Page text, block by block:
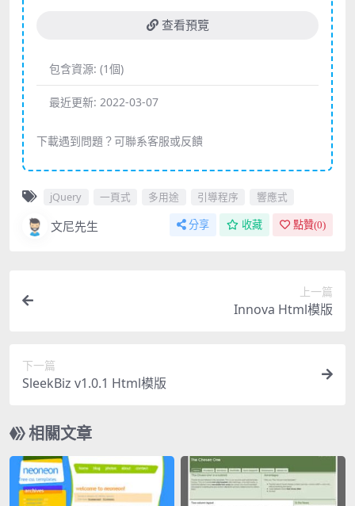
查看預覽
包含資源: (1個)
最近更新: 2022-03-07
下載遇到問題？可聯系客服或反饋
jQuery 一頁式 多用途 引導程序 響應式
文尼先生 分享 收藏 點贊(0)
上一篇
Innova Html模版
下一篇
SleekBiz v1.0.1 Html模版
相關文章